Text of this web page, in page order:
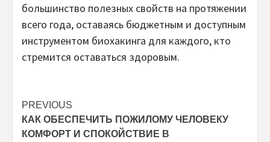
большинство полезных свойств на протяжении
всего года, оставаясь бюджетным и доступным
инструментом биохакинга для каждого, кто
стремится оставаться здоровым.
Post
navigation
PREVIOUS
КАК ОБЕСПЕЧИТЬ ПОЖИЛОМУ ЧЕЛОВЕКУ
КОМФОРТ И СПОКОЙСТВИЕ В